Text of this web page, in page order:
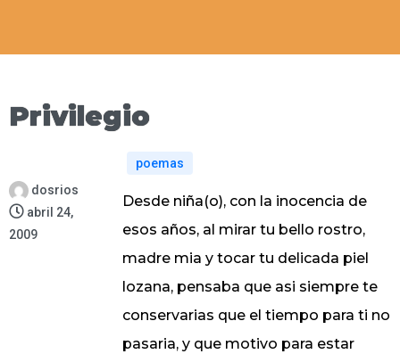
Privilegio
dosrios
abril 24,
2009
poemas
Desde niña(o), con la inocencia de
esos años, al mirar tu bello rostro,
madre mia y tocar tu delicada piel
lozana, pensaba que asi siempre te
conservarias que el tiempo para ti no
pasaria, y que motivo para estar